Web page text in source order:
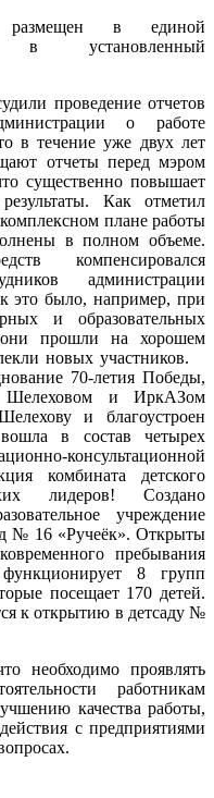
размещен в единой
в установленный
проведение отчетов
о работе
в течение уже двух лет
отчеты перед мэром
существенно повышает
Как отметил
плане работы
в полном объеме.
компенсировался
администрации
это было, например, при
и образовательных
они прошли на хорошем
новых участников.
70-летия Победы,
Шелеховом и ИркАЗом
и благоустроен
в состав четырех
консультационной
комбината детского
лидеров! Создано
учреждение
№ 16 «Ручеёк». Открыты
пребывания
8 групп
посещает 170 детей.
к открытию в детсаду №
необходимо проявлять
работникам
качества работы,
с предприятиями